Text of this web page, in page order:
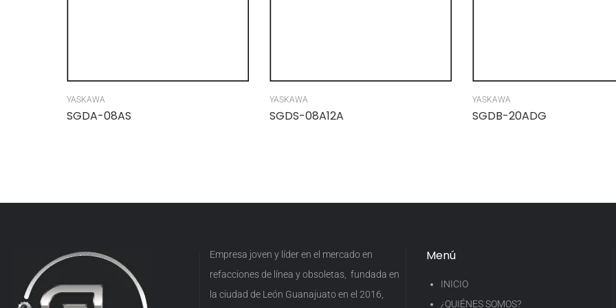
YASKAWA
SGDA-08AS
YASKAWA
SGDS-08A12A
YASKAWA
SGDB-20ADG
Empresa joven y líder en el mercado en
refacciones de línea y obsoletas, fundada en
la ciudad de León Guanajuato en el 2016,
Menú
INICIO
¿QUIÉNES SOMOS?